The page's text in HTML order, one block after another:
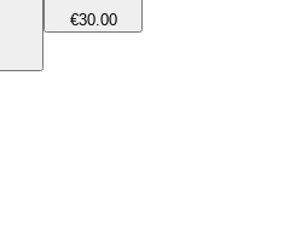
€30.00